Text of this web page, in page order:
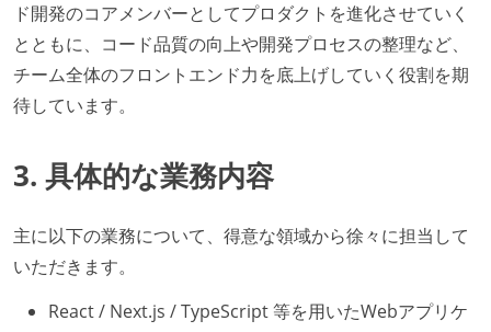
ド開発のコアメンバーとしてプロダクトを進化させていく
とともに、コード品質の向上や開発プロセスの整理など、
チーム全体のフロントエンド力を底上げしていく役割を期
待しています。
3. 具体的な業務内容
主に以下の業務について、得意な領域から徐々に担当して
いただきます。
React / Next.js / TypeScript 等を用いたWebアプリケ